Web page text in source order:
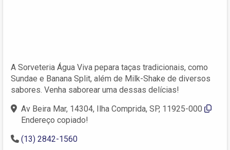
A Sorveteria Água Viva pepara taças tradicionais, como
Sundae e Banana Split, além de Milk-Shake de diversos
sabores. Venha saborear uma dessas delícias!
Av Beira Mar, 14304, Ilha Comprida, SP, 11925-000
Endereço copiado!
(13) 2842-1560